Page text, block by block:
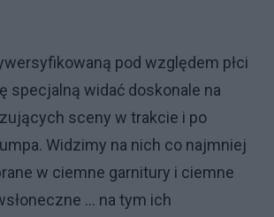
pod względem płci
specjalną widać doskonale na
sceny w trakcie i po
Widzimy na nich co najmniej
w ciemne garnitury i ciemne
… na tym ich